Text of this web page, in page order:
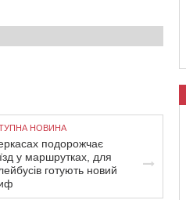
НОВИНА
подорожчає
у маршрутках, для
готують новий